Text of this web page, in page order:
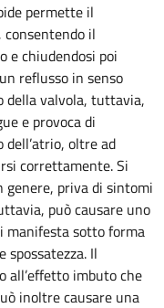
permette il
il
e chiudendosi poi
reflusso in senso
della valvola, tuttavia,
e provoca di
dell’atrio, oltre ad
correttamente. Si
priva di sintomi
può causare uno
manifesta sotto forma
spossatezza. Il
all’effetto imbuto che
inoltre causare una